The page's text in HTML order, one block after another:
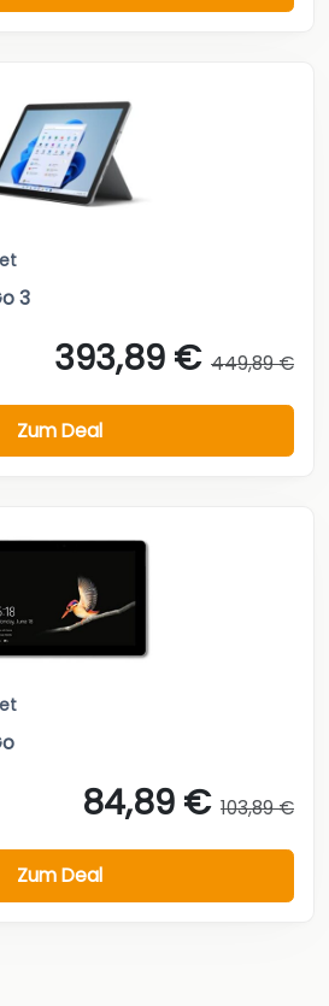
3
393,89 € 449,89 €
Zum Deal
84,89 € 103,89 €
Zum Deal